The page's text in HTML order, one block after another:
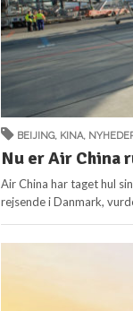
BEIJING, KINA,
Nu er Air China
Air China har taget hul
rejsende i Danmark,